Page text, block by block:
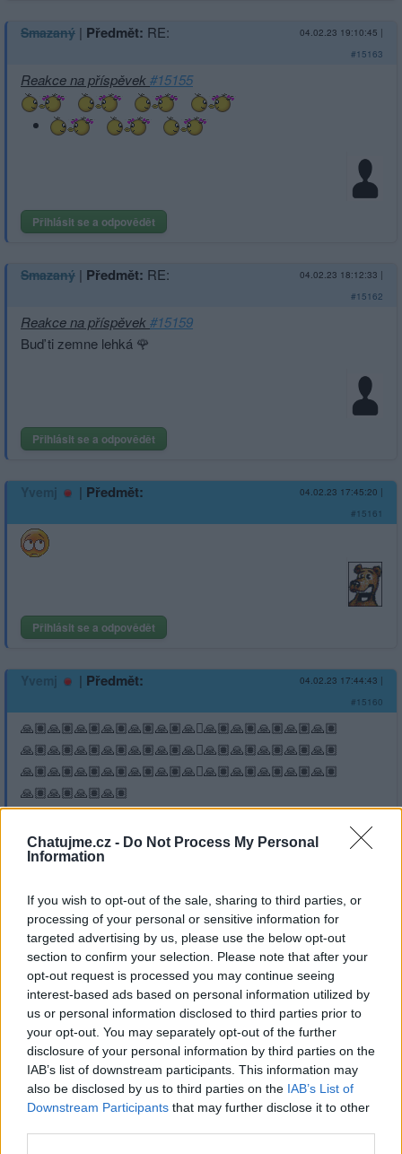
Chatujme.cz - Do Not Process My Personal
Information
If you wish to opt-out of the sale, sharing to third parties, or
processing of your personal or sensitive information for
targeted advertising by us, please use the below opt-out
section to confirm your selection. Please note that after your
opt-out request is processed you may continue seeing
interest-based ads based on personal information utilized by
us or personal information disclosed to third parties prior to
your opt-out. You may separately opt-out of the further
disclosure of your personal information by third parties on the
IAB’s list of downstream participants. This information may
also be disclosed by us to third parties on the IAB’s List of
Downstream Participants that may further disclose it to other
Smazaný | Předmět: RE: 04.02.23 19:10:45 |
#15163
Reakce na příspěvek#15155
Přihlásit se a odpovědět
Smazaný | Předmět: RE: 04.02.23 18:12:33 |
#15162
Reakce na příspěvek#15159
Buď ti zemne lehká 🌹
Přihlásit se a odpovědět
Yvemj | Předmět: 04.02.23 17:45:20 |
#15161
Přihlásit se a odpovědět
Yvemj | Předmět: 04.02.23 17:44:43 |
#15160
🙏🏽🙏🏽🙏🏽🙏🏽🙏🏽🙏🏽🙏­🏽🙏🏽🙏🏽🙏🏽🙏🏽🙏🏽
🙏🏽🙏🏽🙏🏽🙏🏽🙏🏽🙏🏽🙏­🏽🙏🏽🙏🏽🙏🏽🙏🏽🙏🏽
🙏🏽🙏🏽🙏🏽🙏🏽🙏🏽🙏🏽🙏­🏽🙏🏽🙏🏽🙏🏽🙏🏽🙏🏽
🙏🏽🙏🏽🙏🏽🙏🏽
Yvemj |Předmět: 04.02.23 17:44:03
#15159